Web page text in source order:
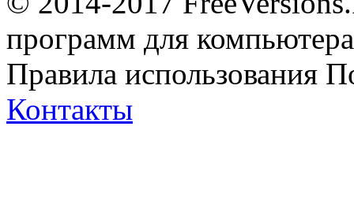
программ для
Правила использования
Контакты